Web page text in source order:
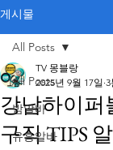
게시물
All Posts
밤알바
유흥알바
All Posts
강남하이퍼
구직 TIPS
TV 몽블랑
2025년 9월 17일 3